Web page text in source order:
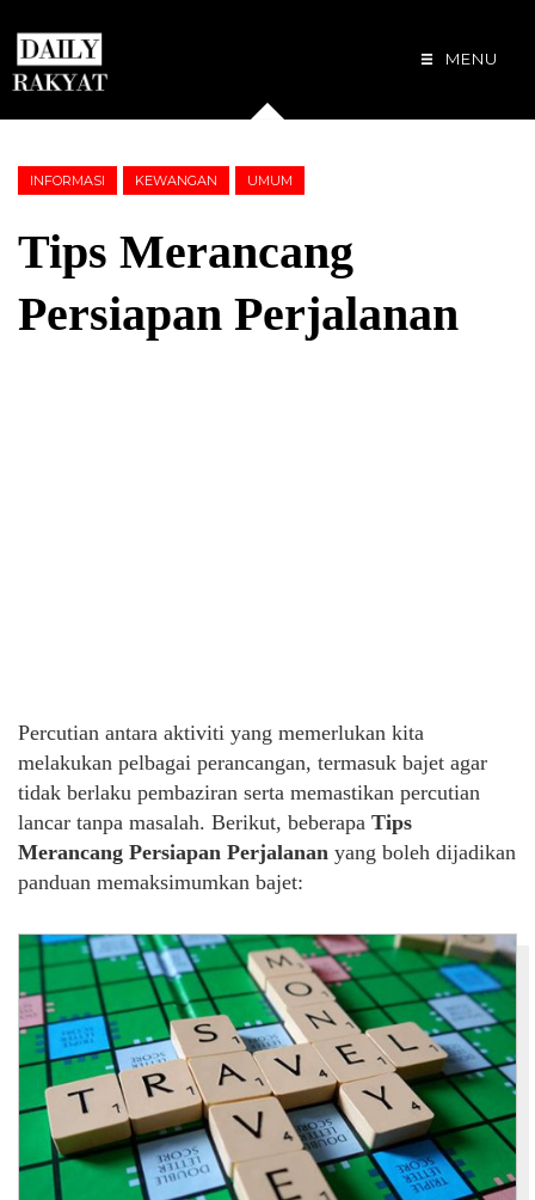
MENU
INFORMASI KEWANGAN UMUM
Tips Merancang
Persiapan Perjalanan
Percutian antara aktiviti yang memerlukan kita
melakukan pelbagai perancangan, termasuk bajet agar
tidak berlaku pembaziran serta memastikan percutian
lancar tanpa masalah. Berikut, beberapa Tips
Merancang Persiapan Perjalanan yang boleh dijadikan
panduan memaksimumkan bajet: